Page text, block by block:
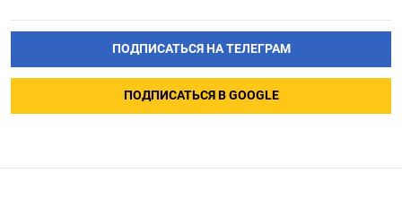
ПОДПИСАТЬСЯ НА ТЕЛЕГРАМ
ПОДПИСАТЬСЯ В GOOGLE